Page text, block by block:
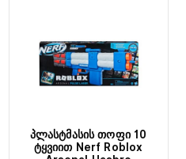
პლასტმასის თოფი 10
ტყვიით Nerf Roblox